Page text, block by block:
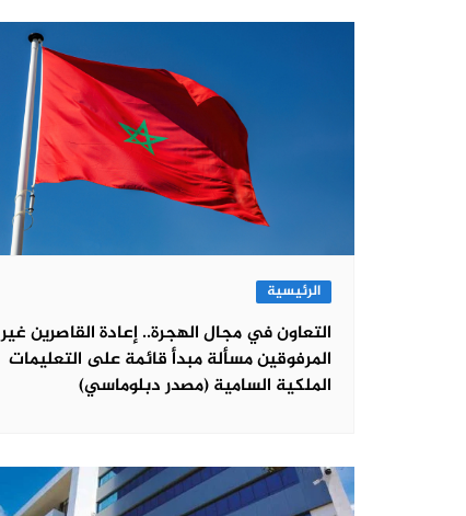
الرئيسية
التعاون في مجال الهجرة.. إعادة القاصرين غير
المرفوقين مسألة مبدأ قائمة على التعليمات
الملكية السامية (مصدر دبلوماسي)